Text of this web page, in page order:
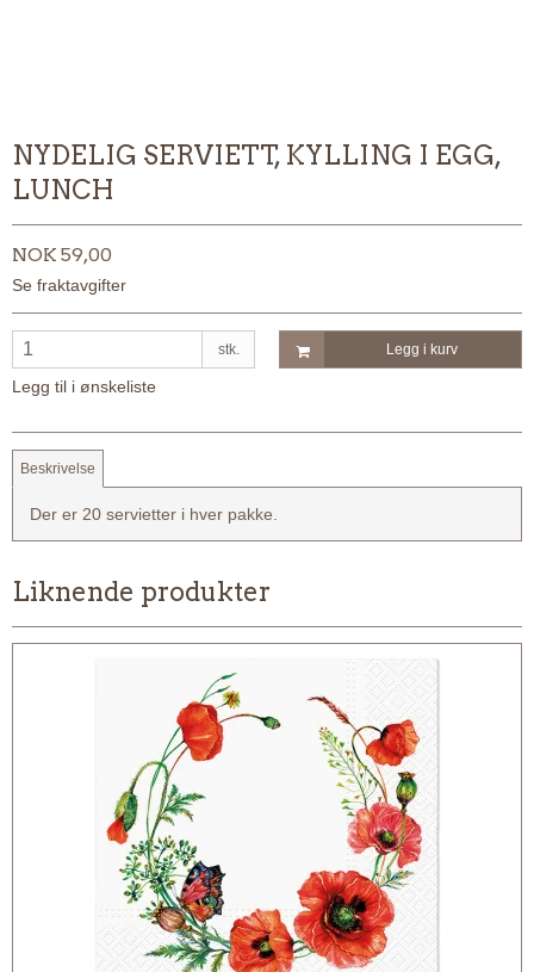
NYDELIG SERVIETT, KYLLING I EGG,
LUNCH
NOK 59,00
Se fraktavgifter
stk. Legg i kurv
Legg til i ønskeliste
Beskrivelse
Der er 20 servietter i hver pakke.
Liknende produkter